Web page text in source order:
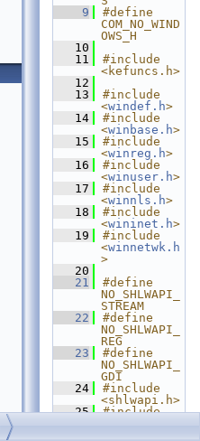
    9
#define
COM_NO_WIND
OWS_H
   10
   11
#include
<kefuncs.h>
   12
   13
#include
<windef.h>
   14
#include
<winbase.h>
   15
#include
<winreg.h>
   16
#include
<winuser.h>
   17
#include
<winnls.h>
   18
#include
<wininet.h>
   19
#include
<winnetwk.h
>
   20
   21
#define
NO_SHLWAPI_
STREAM
   22
#define
NO_SHLWAPI_
REG
   23
#define
NO_SHLWAPI_
GDI
   24
#include
<shlwapi.h>
   25
#include